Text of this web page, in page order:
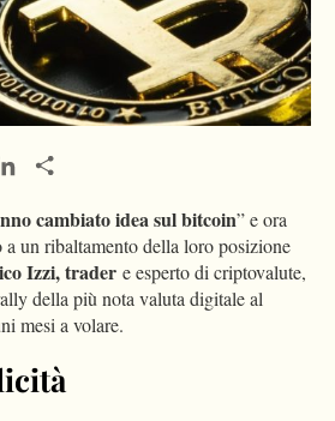
LinkedIn
cambiato idea sul bitcoin” e ora
a un ribaltamento della loro posizione
Izzi, trader e esperto di criptovalute,
della più nota valuta digitale al
mesi a volare.